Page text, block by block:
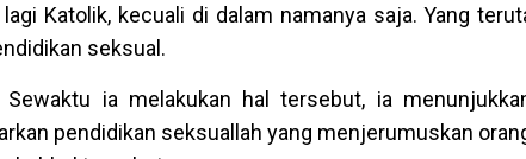
Katolik, kecuali di dalam namanya saja. Yang
seksual.
ia melakukan hal tersebut, ia
pendidikan seksuallah yang menjerumuskan